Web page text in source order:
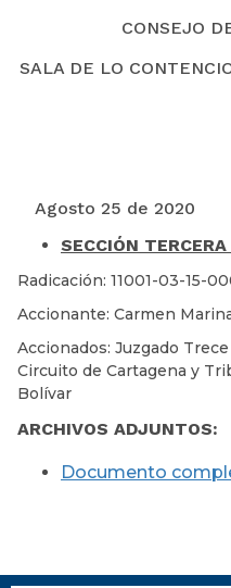
CONSEJO
SALA DE LO
Agosto 25 de 2020
SECCIÓN
Radicación: 11001-03-15-
Accionante: Carmen
Accionados: Juzgado
Circuito de Cartagena y
Bolívar
ARCHIVOS ADJUNTOS:
Documento